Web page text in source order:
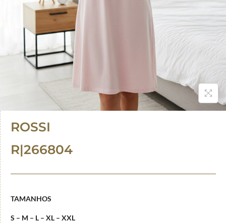
ROSSI
R|266804
TAMANHOS
S – M – L – XL – XXL